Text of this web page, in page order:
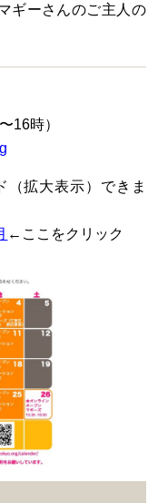
ギーさんのご主人の
16時）
（拡大表示）できま
←ここをクリック